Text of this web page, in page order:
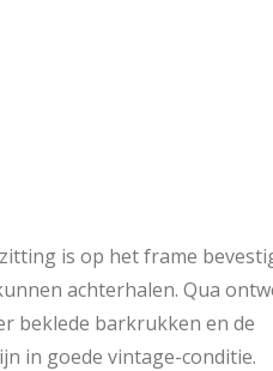
is op het frame
achterhalen. Qua
beklede barkrukken en de
in goede vintage-conditie.